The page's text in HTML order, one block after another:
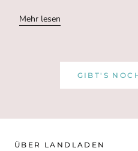
Mehr lesen
GIBT'S
ÜBER LANDLADEN